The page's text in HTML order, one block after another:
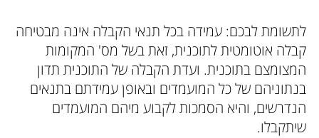
לתשומת לבכם: עמידה בכל תנאי הקבלה אינה מבטיחה
קבלה אוטומטית לתוכנית, זאת בשל מס' המקומות
המצומצם בתוכנית. ועדת הקבלה של התוכנית תדון
בנתוניהם של כל המועמדים ובאופן עמידתם בתנאים
הנדרשים, והיא הסמכות לקבוע מיהם המועמדים
שיתקבלו.